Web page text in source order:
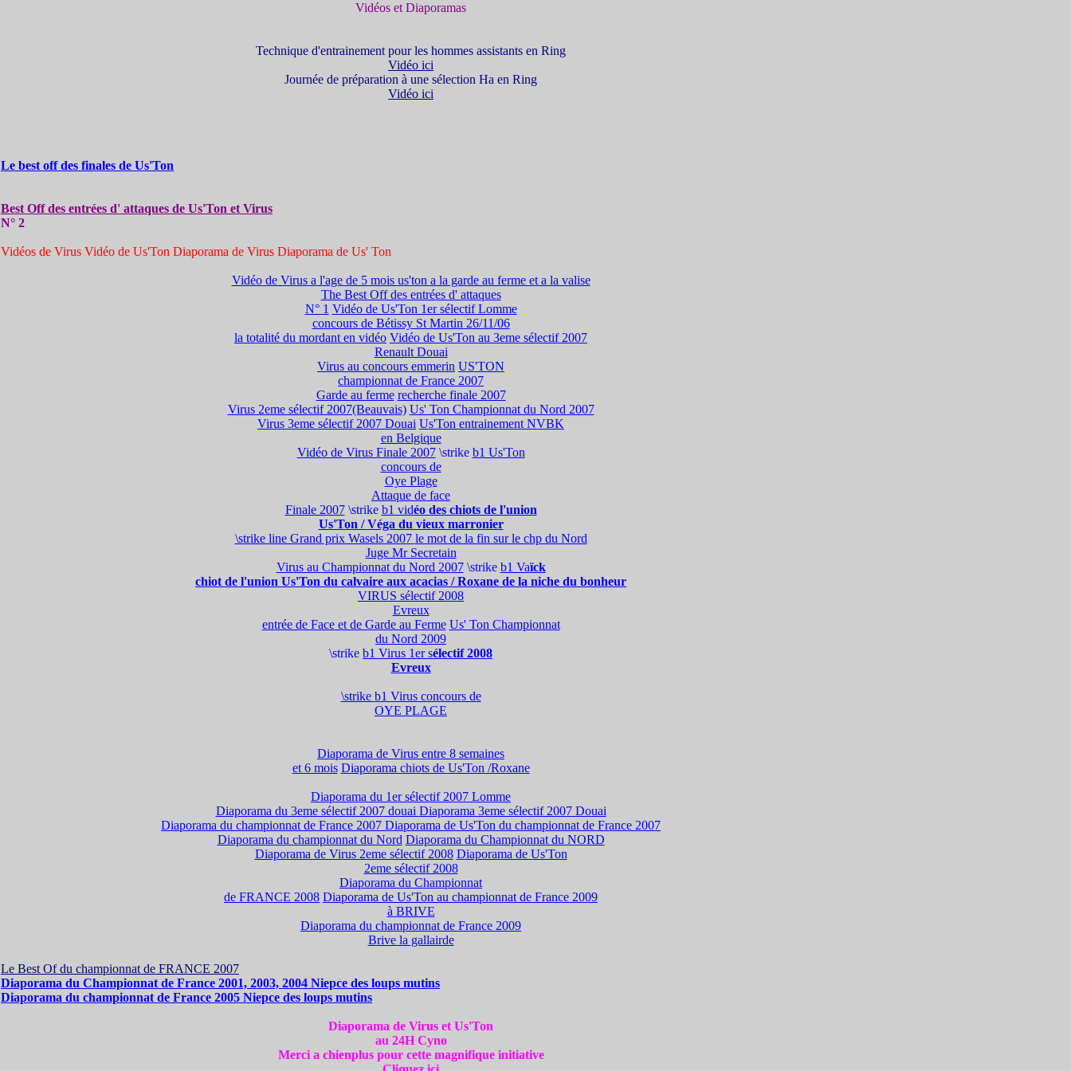
Vidéos et Diaporamas
Technique d'entrainement pour les hommes assistants en Ring
Vidéo ici
Journée de préparation à une sélection Ha en Ring
Vidéo ici
Le best off des finales de Us'Ton
Best Off des entrées d' attaques de Us'Ton et Virus
N° 2
Vidéos de Virus Vidéo de Us'Ton Diaporama de Virus Diaporama de Us' Ton
Vidéo de Virus a l'age de 5 mois us'ton a la garde au ferme et a la valise
The Best Off des entrées d' attaques
N° 1 Vidéo de Us'Ton 1er sélectif Lomme
concours de Bétissy St Martin 26/11/06
la totalité du mordant en vidéo Vidéo de Us'Ton au 3eme sélectif 2007
Renault Douai
Virus au concours emmerin US'TON
championnat de France 2007
Garde au ferme recherche finale 2007
Virus 2eme sélectif 2007(Beauvais) Us' Ton Championnat du Nord 2007
Virus 3eme sélectif 2007 Douai Us'Ton entrainement NVBK
en Belgique
Vidéo de Virus Finale 2007 \strike b1 Us'Ton
concours de
Oye Plage
Attaque de face
Finale 2007 \strike b1 vidéo des chiots de l'union
Us'Ton / Véga du vieux marronier
\strike line Grand prix Wasels 2007 le mot de la fin sur le chp du Nord
Juge Mr Secretain
Virus au Championnat du Nord 2007\strike b1 Vaïck
chiot de l'union Us'Ton du calvaire aux acacias / Roxane de la niche du bonheur
VIRUS sélectif 2008
Evreux
entrée de Face et de Garde au Ferme Us' Ton Championnat
du Nord 2009
\strike b1 Virus 1er sélectif 2008
Evreux
\strike b1 Virus concours de
OYE PLAGE
Diaporama de Virus entre 8 semaines
et 6 mois Diaporama chiots de Us'Ton /Roxane
Diaporama du 1er sélectif 2007 Lomme
Diaporama du 3eme sélectif 2007 douai Diaporama 3eme sélectif 2007 Douai
Diaporama du championnat de France 2007 Diaporama de Us'Ton du championnat de France 2007
Diaporama du championnat du Nord Diaporama du Championnat du NORD
Diaporama de Virus 2eme sélectif 2008 Diaporama de Us'Ton
2eme sélectif 2008
Diaporama du Championnat
de FRANCE 2008 Diaporama de Us'Ton au championnat de France 2009
à BRIVE
Diaporama du championnat de France 2009
Brive la gallairde
Le Best Of du championnat de FRANCE 2007
Diaporama du Championnat de France 2001, 2003, 2004 Niepce des loups mutins
Diaporama du championnat de France 2005 Niepce des loups mutins
Diaporama de Virus et Us'Ton
au 24H Cyno
Merci a chienplus pour cette magnifique initiative